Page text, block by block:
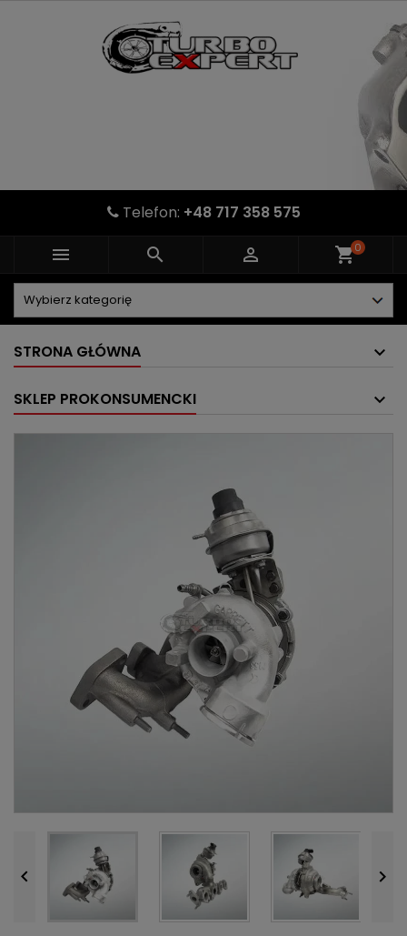
Telefon: +48 717 358 575
   shopping_cart0
STRONA GŁÓWNA
SKLEP PROKONSUMENCKI
 